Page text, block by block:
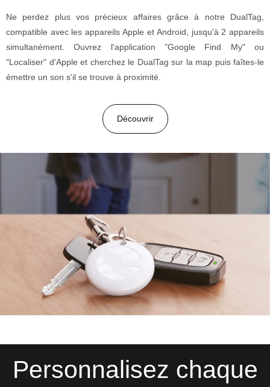
Ne perdez plus vos précieux affaires grâce à notre DualTag,
compatible avec les appareils Apple et Android, jusqu'à 2 appareils
simultanément. Ouvrez l'application "Google Find My" ou
"Localiser" d'Apple et cherchez le DualTag sur la map puis faîtes-le
émettre un son s'il se trouve à proximité.
Découvrir
Personnalisez chaque